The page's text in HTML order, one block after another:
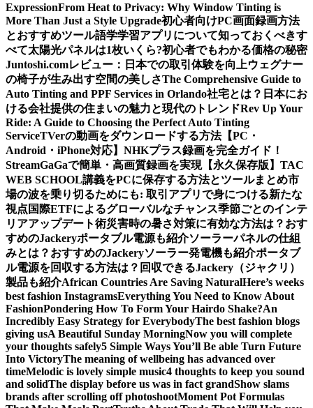
ExpressionFrom Heat to Privacy: Why Window Tinting is
More Than Just a Style Upgrade初心者向けPC画面録画方法
とおすすめツール語学学習アプリについて知っておくべきす
べて太陽光パネルは1枚いくら?初心者でもわかる価格の秘密
Juntoshi.comレビュー：日本での取引体験を向上ウェグナー
の椅子が生み出す空間の美しさThe Comprehensive Guide to
Auto Tinting and PPF Services in Orlando社宅とは？日本にお
ける会社提供の住まいの魅力と現代のトレンドRev Up Your
Ride: A Guide to Choosing the Perfect Auto Tinting
ServiceTVerの動画をダウンロードする方法【PC・
Android・iPhone対応】 NHKプラス録画を完全ガイド！
StreamGaGaで簡単・高画質録画を実現【永久保存版】TAC
WEB SCHOOL講義をPCに保存する方法とツールまとめ市
場の波を乗り切るためにも: 取引アプリで身につける新たな
視点 国際ETFによるグローバルなチャンス季節ごとのインテ
リアアップデート術災害時の暑さ対策に有効な方法は？おす
すめのJackeryポータブル電源も紹介ソーラーパネルの仕組
みとは？おすすめのJackeryソーラー発電機も紹介ポータブ
ル電源を回収する方法は？回収できるJackery（ジャクリ）
製品も紹介African Countries Are Saving NaturalHere’s weeks
best fashion InstagramsEverything You Need to Know About
FashionPondering How To Form Your Hairdo Shake?An
Incredibly Easy Strategy for EverybodyThe best fashion blogs
giving usA Beautiful Sunday MorningNow you will complete
your thoughts safely5 Simple Ways You’ll Be able Turn Future
Into VictoryThe meaning of wellbeing has advanced over
timeMelodic is lovely simple music4 thoughts to keep you sound
and solidThe display before us was in fact grandShow slams
brands after scrolling off photoshootMoment Pot Formulas